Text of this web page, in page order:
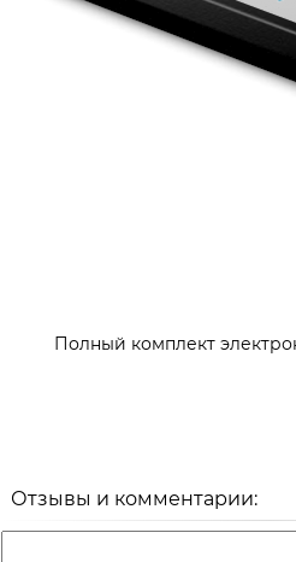
Полный комплект
Отзывы и комментарии: